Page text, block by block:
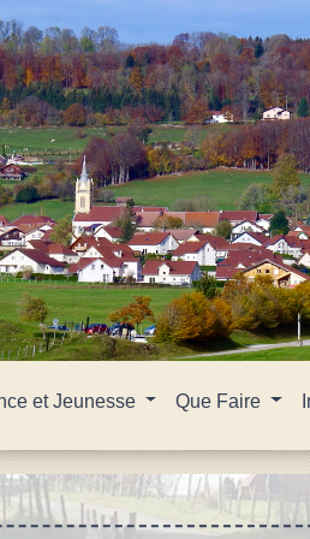
et Jeunesse Que Faire